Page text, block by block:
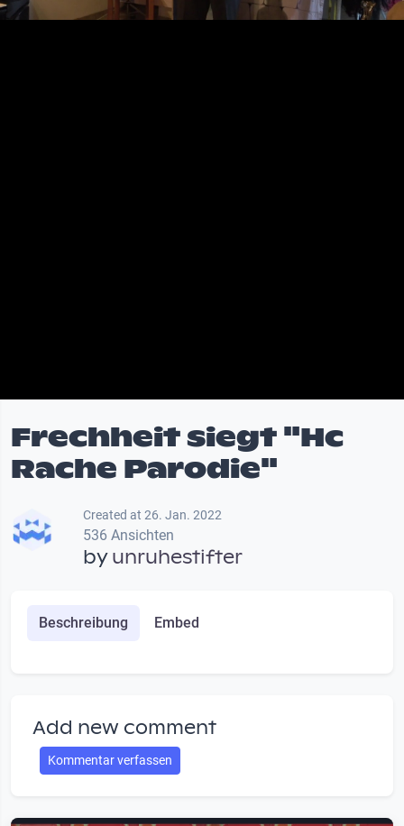
Frechheit siegt "Hc
Rache Parodie"
Created at 26. Jan. 2022
536 Ansichten
byunruhestifter
Beschreibung Embed
Add new comment
Kommentar verfassen